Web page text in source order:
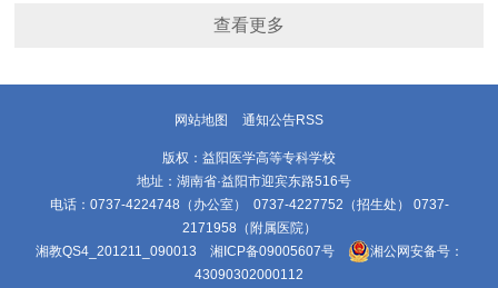
查看更多
网站地图 通知公告RSS
版权：益阳医学高等专科学校
地址：湖南省·益阳市迎宾东路516号
电话：0737-4224748（办公室） 0737-4227752（招生处） 0737-
2171958（附属医院）
湘教QS4_201211_090013 湘ICP备09005607号
湘公网安备号：
43090302000112